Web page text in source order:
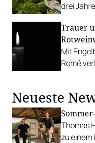
drei
Trauer
Mit
Romé
Neueste
Thomas
zu